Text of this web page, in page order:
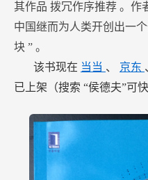
其作品 拨冗作序推荐 。作
中国继而为人类开创出一
块 ” 。
该书现在 当当 、 京东
已上架（搜索 “侯德夫”可